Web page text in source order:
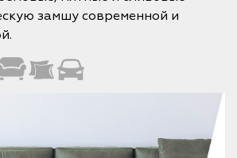
замшу современной и